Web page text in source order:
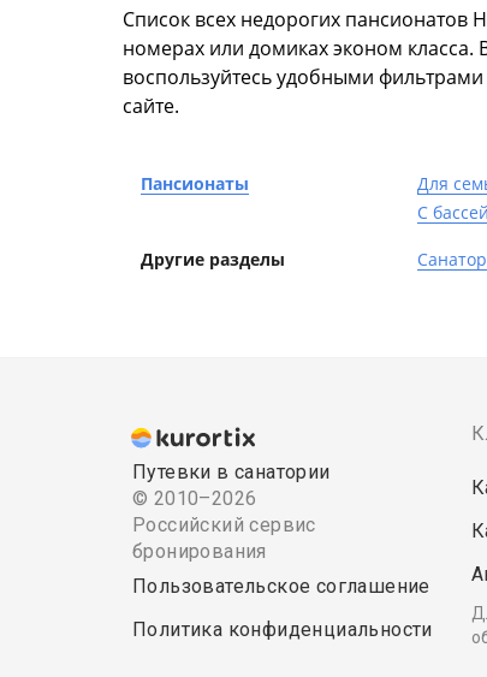
Список всех недорогих
номерах или домиках эконом
воспользуйтесь удобными
сайте.
Пансионаты Для
C
Другие разделы
Путевки в санатории
© 2010–2026
Российский сервис
бронирования
Пользовательское соглашение
Политика конфиденциальности